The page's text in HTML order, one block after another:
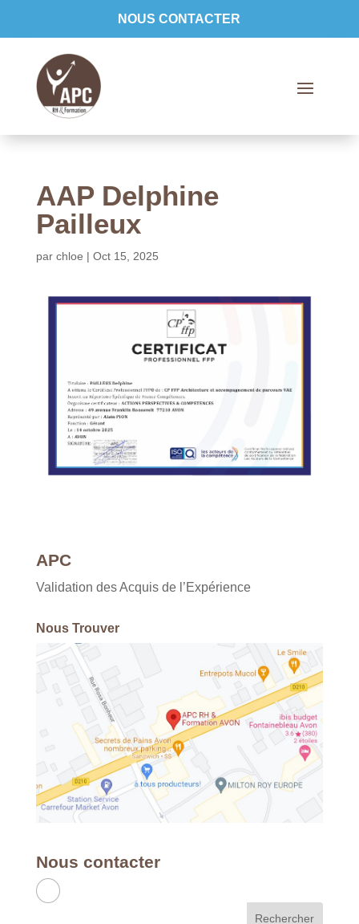
NOUS CONTACTER
AAP Delphine
Pailleux
par chloe | Oct 15, 2025
APC
Validation des Acquis de l’Expérience
Nous Trouver
Nous contacter